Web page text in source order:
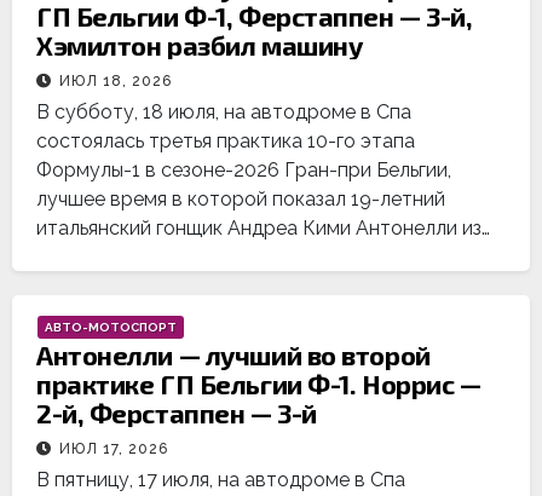
ГП Бельгии Ф-1, Ферстаппен — 3-й,
Хэмилтон разбил машину
ИЮЛ 18, 2026
В субботу, 18 июля, на автодроме в Спа
состоялась третья практика 10-го этапа
Формулы-1 в сезоне-2026 Гран-при Бельгии,
лучшее время в которой показал 19-летний
итальянский гонщик Андреа Кими Антонелли из…
АВТО-МОТОСПОРТ
Антонелли — лучший во второй
практике ГП Бельгии Ф-1. Норрис —
2-й, Ферстаппен — 3-й
ИЮЛ 17, 2026
В пятницу, 17 июля, на автодроме в Спа